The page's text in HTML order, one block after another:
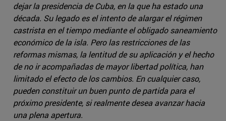
dejar la presidencia de Cuba, en la que ha estado una
década. Su legado es el intento de alargar el régimen
castrista en el tiempo mediante el obligado saneamiento
económico de la isla. Pero las restricciones de las
reformas mismas, la lentitud de su aplicación y el hecho
de no ir acompañadas de mayor libertad política, han
limitado el efecto de los cambios. En cualquier caso,
pueden constituir un buen punto de partida para el
próximo presidente, si realmente desea avanzar hacia
una plena apertura.